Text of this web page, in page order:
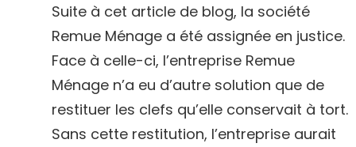
:
Suite à cet article de blog, la société
Remue Ménage a été assignée en justice.
Face à celle-ci, l’entreprise Remue
Ménage n’a eu d’autre solution que de
restituer les clefs qu’elle conservait à tort.
Sans cette restitution, l’entreprise aurait